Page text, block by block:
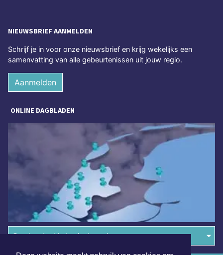
NIEUWSBRIEF AANMELDEN
Schrijf je in voor onze nieuwsbrief en krijg wekelijks een
samenvatting van alle gebeurtenissen uit jouw regio.
Aanmelden
ONLINE DAGBLADEN
Overige dagbladen in de regio